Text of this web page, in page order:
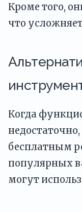
Кроме того,
что
Когда
бесплатным
популярных
могут